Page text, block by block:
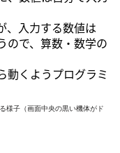
、入力する数値は
ので、算数・数学の
動くようプログラミ
様子（画面中央の黒い機体がド